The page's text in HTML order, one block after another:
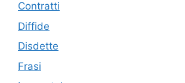
Contratti
Diffide
Disdette
Frasi